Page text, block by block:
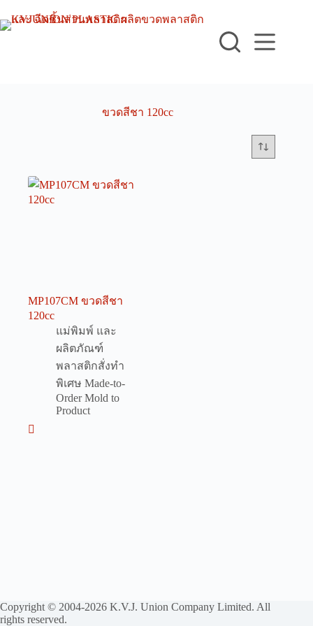
to
content
ขวดสีชา 120cc
MP107CM ขวดสีชา
120cc
แม่พิมพ์ และ
ผลิตภัณฑ์
พลาสติกสั่งทำ
พิเศษ Made-to-
Order Mold to
Product
Copyright © 2004-2026 K.V.J. Union Company Limited. All
rights reserved.